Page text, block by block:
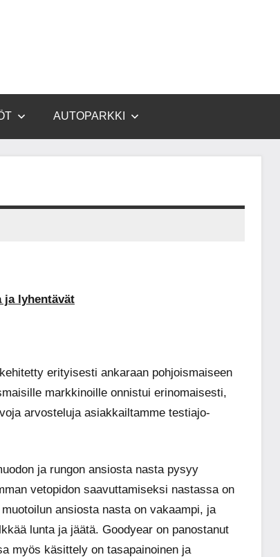
AUTOPARKKI
ja lyhentävät
erityisesti ankaraan pohjoismaiseen
markkinoille onnistui erinomaisesti,
arvosteluja asiakkailtamme testiajo-
ja rungon ansiosta nasta pysyy
vetopidon saavuttamiseksi nastassa on
ansiosta nasta on vakaampi, ja
lunta ja jäätä. Goodyear on panostanut
myös käsittely on tasapainoinen ja